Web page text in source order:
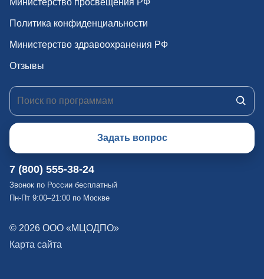
Министерство просвещения РФ
Политика конфиденциальности
Министерство здравоохранения РФ
Отзывы
Задать вопрос
7 (800) 555-38-24
Звонок по России бесплатный
Пн-Пт 9:00–21:00 по Москве
© 2026 ООО «МЦОДПО»
Карта сайта